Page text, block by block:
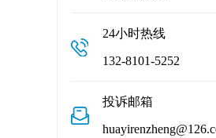
24小时热线
132-8101-5252
投诉邮箱